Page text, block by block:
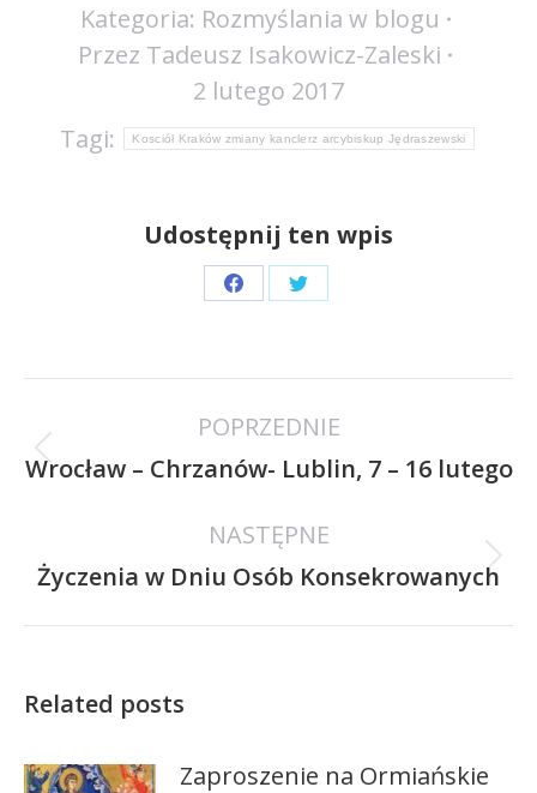
Kategoria: Rozmyślania w blogu
Przez Tadeusz Isakowicz-Zaleski
2 lutego 2017
Tagi:
Kosciół Kraków zmiany kanclerz arcybiskup Jędraszewski
Udostępnij ten wpis
Share
Facebook
Share
Twitter
wpisów
POPRZEDNIE
Poprzedni
Wrocław – Chrzanów- Lublin, 7 – 16 lutego
NASTĘPNE
Następny
Życzenia w Dniu Osób Konsekrowanych
Related posts
Zaproszenie na Ormiańskie